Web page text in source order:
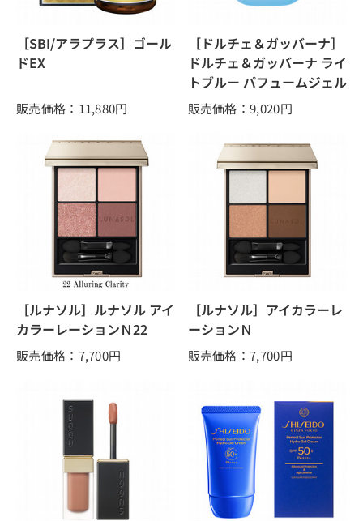
［SBI/アラプラス］ゴール
ドEX
販売価格：11,880円
［ドルチェ＆ガッバーナ］
ドルチェ＆ガッバーナ ライ
トブルー パフュームジェル
販売価格：9,020円
［ルナソル］ルナソル アイ
カラーレーションＮ22
販売価格：7,700円
［ルナソル］アイカラーレ
ーションＮ
販売価格：7,700円